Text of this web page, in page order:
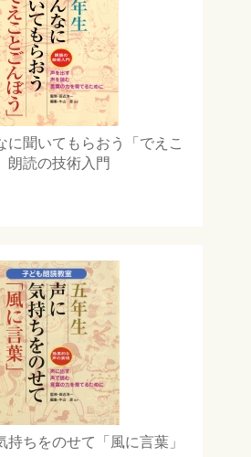
聞いてもらおう「でえこ
読の技術入門
ちをのせて「風に言葉」